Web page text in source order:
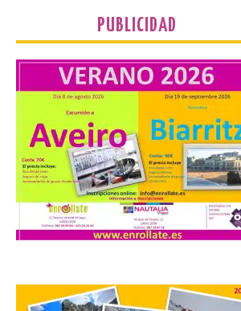
La Universidad de León
distribuye folletos con la
programación del evento
del eclipse solar que
organiza con la ESA y el
Ayuntamiento
7 Ago 2026
Los materiales ya pueden
recogerse gratuitamente
del programa del evento, una guía
práctica con recomendaciones
PUBLICIDAD